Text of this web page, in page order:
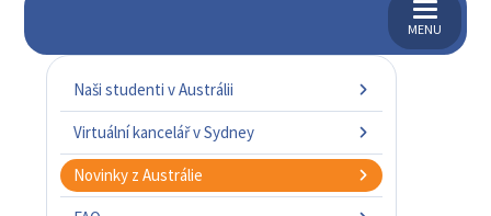
MENU
Naši studenti v Austrálii
Virtuální kancelář v Sydney
Novinky z Austrálie